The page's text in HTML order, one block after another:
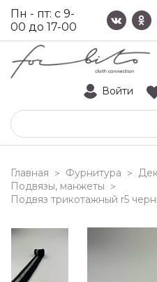
Пн - пт: с 9-
00 до 17-00
Войти
Главная > Фурнитура >
Подвязы, манжеты >
подвяз трикотажный r5